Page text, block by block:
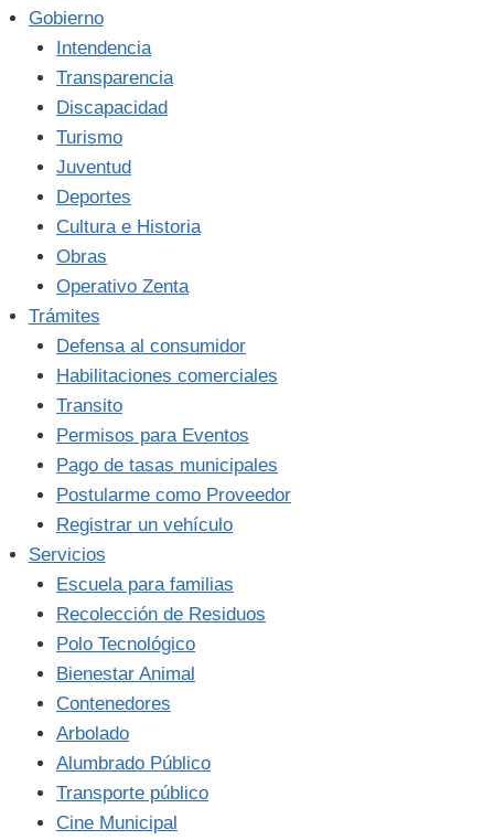
Gobierno
Intendencia
Transparencia
Discapacidad
Turismo
Juventud
Deportes
Cultura e Historia
Obras
Operativo Zenta
Trámites
Defensa al consumidor
Habilitaciones comerciales
Transito
Permisos para Eventos
Pago de tasas municipales
Postularme como Proveedor
Registrar un vehículo
Servicios
Escuela para familias
Recolección de Residuos
Polo Tecnológico
Bienestar Animal
Contenedores
Arbolado
Alumbrado Público
Transporte público
Cine Municipal